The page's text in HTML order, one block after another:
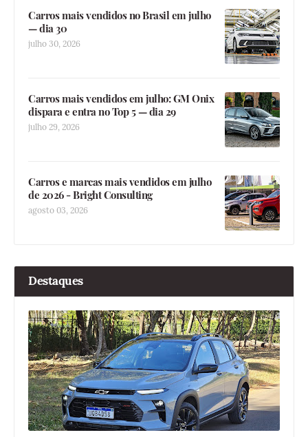
Carros mais vendidos no Brasil em julho
— dia 30
julho 30, 2026
Carros mais vendidos em julho: GM Onix
dispara e entra no Top 5 — dia 29
julho 29, 2026
Carros e marcas mais vendidos em julho
de 2026 - Bright Consulting
agosto 03, 2026
Destaques